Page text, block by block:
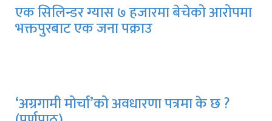
एक सिलिन्डर ग्यास ७ हजारमा बेचेको आरोपमा
भक्तपुरबाट एक जना पक्राउ
‘अग्रगामी मोर्चा’को अवधारणा पत्रमा के छ ?